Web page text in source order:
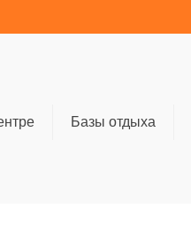
Базы отдыха